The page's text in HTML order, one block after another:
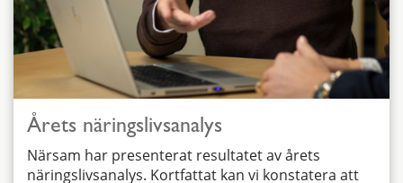
Årets näringslivsanalys
Närsam har presenterat resultatet av årets
näringslivsanalys. Kortfattat kan vi konstatera att